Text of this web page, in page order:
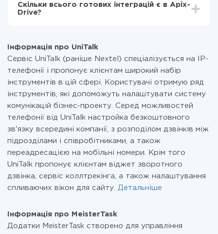
Ви оплачуєте лише кількість даних, які за фактом
передаються з однієї вашої системи в іншу через
при необхідності. Детальніше про
Скільки всього готових інтеграцій є в Apix-
Drive?
Інформація про UniTalk
Сервіс UniTalk (раніше Nextel) спеціалізується на IP-
телефонії і пропонує клієнтам широкий набір
інструментів в цій сфері. Користувачі отримую ряд
інструментів, які допоможуть налаштувати систему
комунікацій бізнес-проекту. Серед можливостей
телефонії від UniTalk настройка безкоштовного
зв'язку всередині компанії, з розподілом дзвінків між
підрозділами і співробітниками, а також
переадресацією на мобільні номери. Крім того
UniTalk пропонує клієнтам віджет зворотного
дзвінка, сервіс коллтрекінга, а також налаштування
спливаючих вікон для сайту. Детальніше
Інформація про MeisterTask
Додатки MeisterTask створено для управління